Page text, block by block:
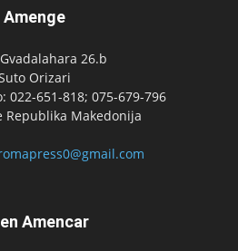
Amenge
26.b
Orizari
022-651-818; 075-679-796
Republika Makedonija
Amencar